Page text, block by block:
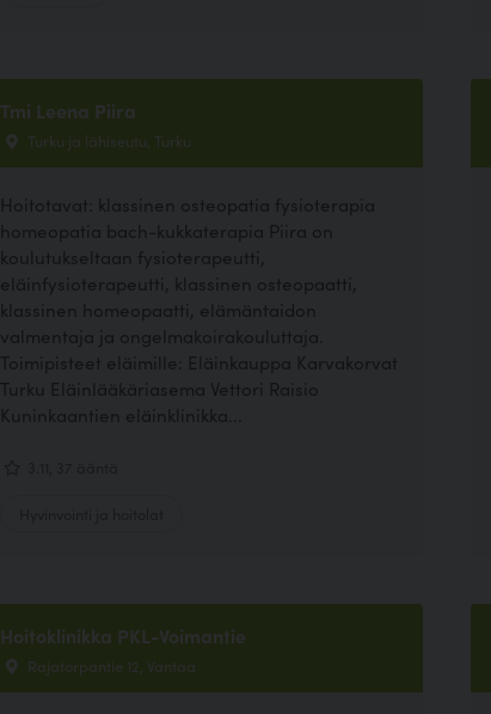
Tmi Leena Piira
Turku ja lähiseutu, Turku
Hoitotavat: klassinen osteopatia fysioterapia
homeopatia bach-kukkaterapia Piira on
koulutukseltaan fysioterapeutti,
eläinfysioterapeutti, klassinen osteopaatti,
klassinen homeopaatti, elämäntaidon
valmentaja ja ongelmakoirakouluttaja.
Toimipisteet eläimille: Eläinkauppa Karvakorvat
Turku Eläinlääkäriasema Vettori Raisio
Kuninkaantien eläinklinikka...
Hoitoklinikka PKL-Voimantie
Rajatorpantie 12, Vantaa